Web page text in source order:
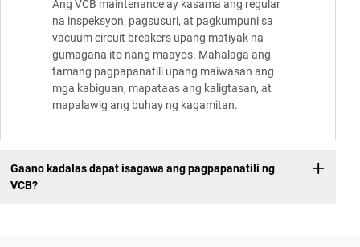
Ang VCB maintenance ay kasama ang regular
na inspeksyon, pagsusuri, at pagkumpuni sa
vacuum circuit breakers upang matiyak na
gumagana ito nang maayos. Mahalaga ang
tamang pagpapanatili upang maiwasan ang
mga kabiguan, mapataas ang kaligtasan, at
mapalawig ang buhay ng kagamitan.
Gaano kadalas dapat isagawa ang pagpapanatili ng
VCB?